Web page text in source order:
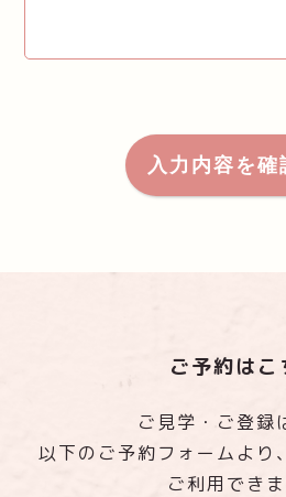
ご予約はこ
ご見学・ご登録
以下のご予約フォームより
ご利用できま